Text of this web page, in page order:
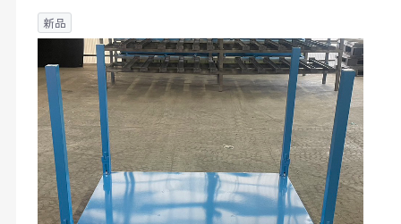
新品